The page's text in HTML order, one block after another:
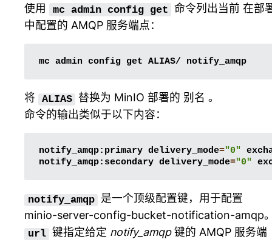
使用 mc admin config get 命令列出当前 在部
中配置的 AMQP 服务端点：
mc admin config get ALIAS/
将 ALIAS 替换为 MinIO 部署的 别名 。
命令的输出类似于以下内容：
notify_amqp:primary delivery_mode="0"
notify_amqp:secondary delivery_mode="0"
notify_amqp
是一个顶级配置键，用于配置
minio-server-config-bucket-notification-amqp
url 键指定给定 notify_amqp键的 AMQP 服务端